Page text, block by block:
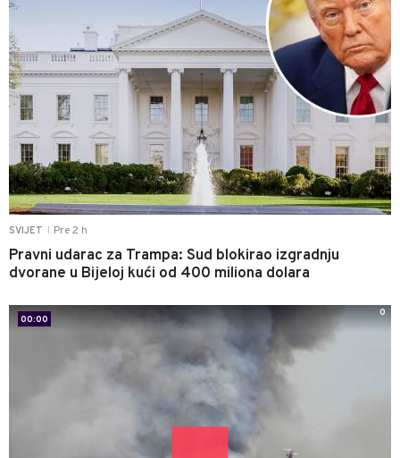
SVIJET Pre 2 h
Pravni udarac za Trampa: Sud blokirao izgradnju
dvorane u Bijeloj kući od 400 miliona dolara
00:00
0